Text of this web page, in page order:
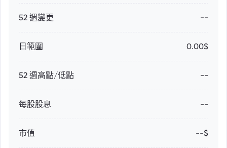
52 週變更 --
日範圍 0.00$
52 週高點/低點 --
每股股息 --
市值 --$